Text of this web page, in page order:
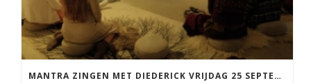
MANTRA ZINGEN MET DIEDERICK VRIJDAG 25 SEPTEMBER EN 20 NOVEMBER